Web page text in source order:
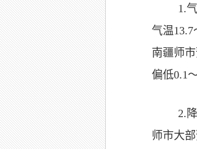
1.
气温
南疆师
偏低0.1
2.
师市大